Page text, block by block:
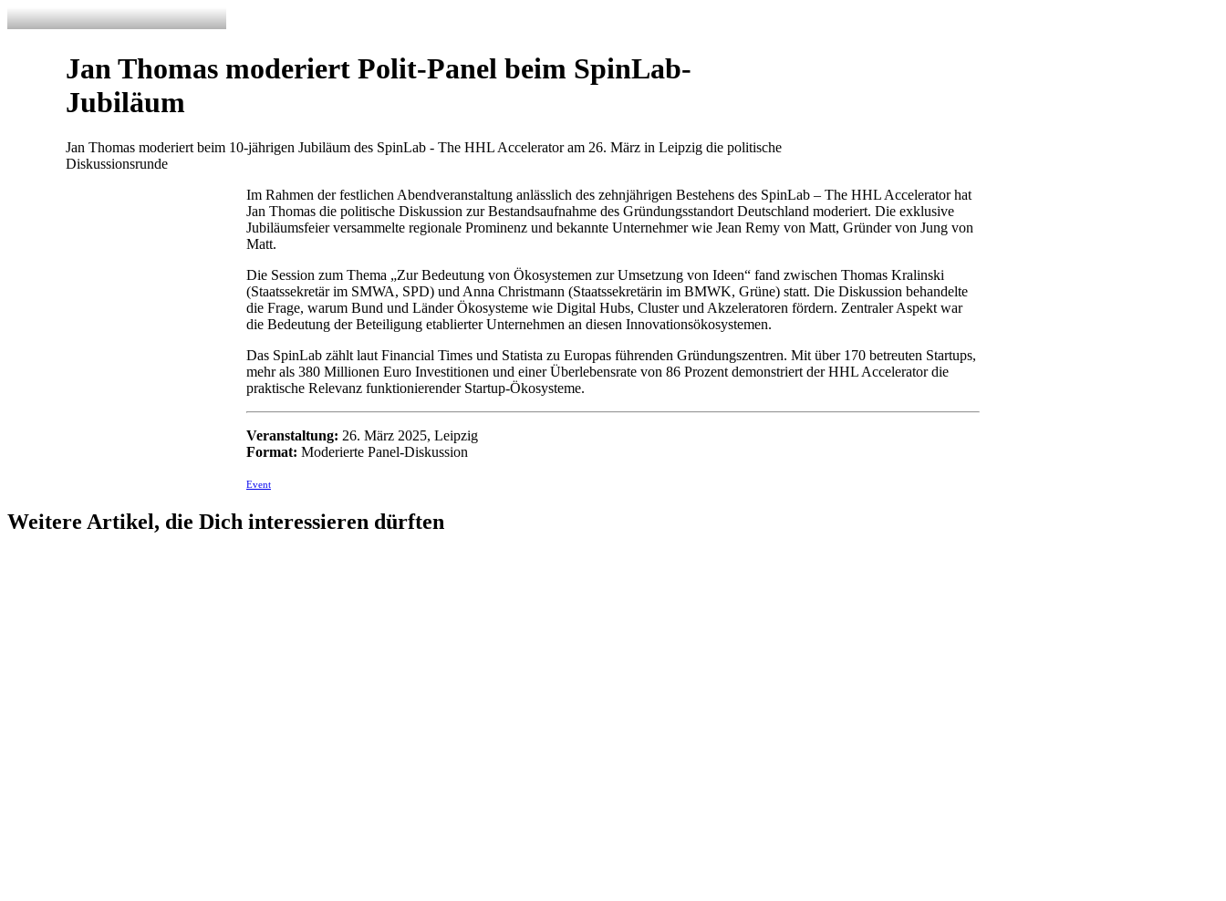
Jan Thomas moderiert Polit-Panel beim SpinLab-
Jubiläum
Jan Thomas moderiert beim 10-jährigen Jubiläum des SpinLab - The HHL Accelerator am 26. März in Leipzig die politische
Diskussionsrunde
Im Rahmen der festlichen Abendveranstaltung anlässlich des zehnjährigen Bestehens des SpinLab – The HHL Accelerator hat
Jan Thomas die politische Diskussion zur Bestandsaufnahme des Gründungsstandort Deutschland moderiert. Die exklusive
Jubiläumsfeier versammelte regionale Prominenz und bekannte Unternehmer wie Jean Remy von Matt, Gründer von Jung von
Matt.
Die Session zum Thema „Zur Bedeutung von Ökosystemen zur Umsetzung von Ideen“ fand zwischen Thomas Kralinski
(Staatssekretär im SMWA, SPD) und Anna Christmann (Staatssekretärin im BMWK, Grüne) statt. Die Diskussion behandelte
die Frage, warum Bund und Länder Ökosysteme wie Digital Hubs, Cluster und Akzeleratoren fördern. Zentraler Aspekt war
die Bedeutung der Beteiligung etablierter Unternehmen an diesen Innovationsökosystemen.
Das SpinLab zählt laut Financial Times und Statista zu Europas führenden Gründungszentren. Mit über 170 betreuten Startups,
mehr als 380 Millionen Euro Investitionen und einer Überlebensrate von 86 Prozent demonstriert der HHL Accelerator die
praktische Relevanz funktionierender Startup-Ökosysteme.
Veranstaltung: 26. März 2025, Leipzig
Format: Moderierte Panel-Diskussion
Event
Weitere Artikel, die Dich interessieren dürften